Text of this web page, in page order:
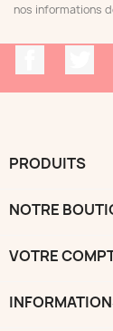
nos informations
PRODUITS
NOTRE
VOTRE